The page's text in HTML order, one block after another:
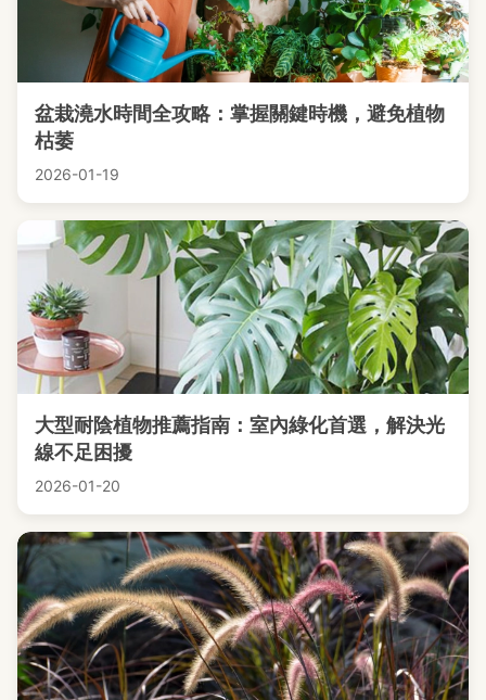
盆栽澆水時間全攻略：掌握關鍵時機，避免植物
枯萎
2026-01-19
大型耐陰植物推薦指南：室內綠化首選，解決光
線不足困擾
2026-01-20